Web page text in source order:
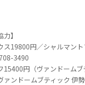
力】
ス19800円／シャルマン
3490
15400円（ヴァンドームブ
ァンドームブティック 伊